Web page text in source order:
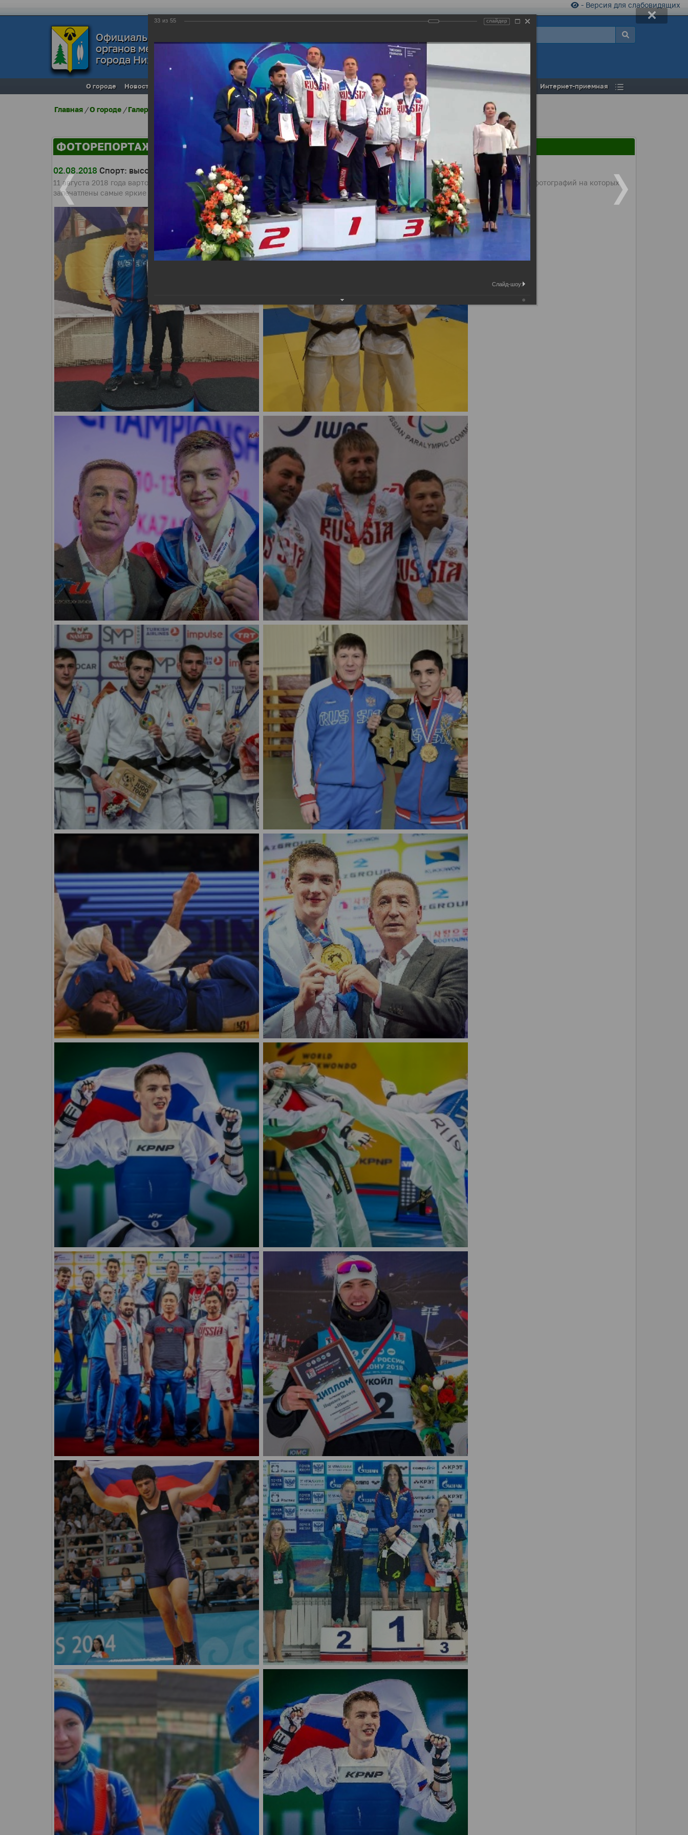
- Версия для слабовидящих
Официальный сайт
органов местного самоуправления
города Нижневартовска
О городе Новости Местное самоуправление Документы Муниципальные услуги Торговая площадка Открытый бюджет Интернет-приемная
Главная /О городе /Галерея города Фоторепортажи
ФОТОРЕПОРТАЖИ
02.08.2018 Спорт: высокие достижения
11 августа 2018 года вартовчане традиционно отметят самый спортивный праздник года – День физкультурника.Подготовили серию фотографий на которых
запечатлены самые яркие моменты выступления наших спортсменов.
33 из 55 слайдер
Слайд-шоу: